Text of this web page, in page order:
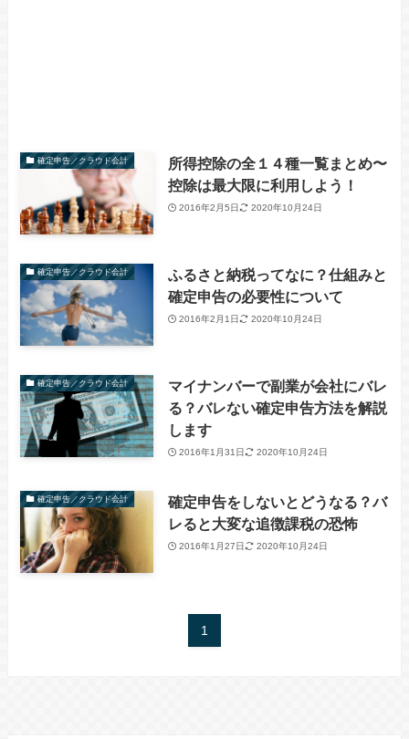
確定申告／クラウド会計
所得控除の全１４種一覧まとめ〜
控除は最大限に利用しよう！
2016年2月5日 2020年10月24日
確定申告／クラウド会計
ふるさと納税ってなに？仕組みと
確定申告の必要性について
2016年2月1日 2020年10月24日
確定申告／クラウド会計
マイナンバーで副業が会社にバレ
る？バレない確定申告方法を解説
します
2016年1月31日 2020年10月24日
確定申告／クラウド会計
確定申告をしないとどうなる？バ
レると大変な追徴課税の恐怖
2016年1月27日 2020年10月24日
1